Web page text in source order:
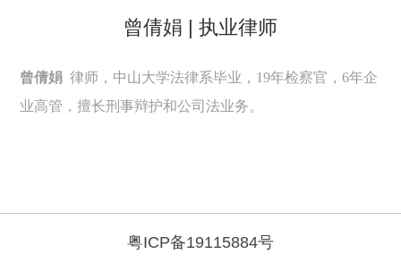
曾倩娟 | 执业律师
曾倩娟 律师，中山大学法律系毕业， 19年检察官，6年企
业高管，擅长刑事辩护和公司法业务。
粤ICP备19115884号